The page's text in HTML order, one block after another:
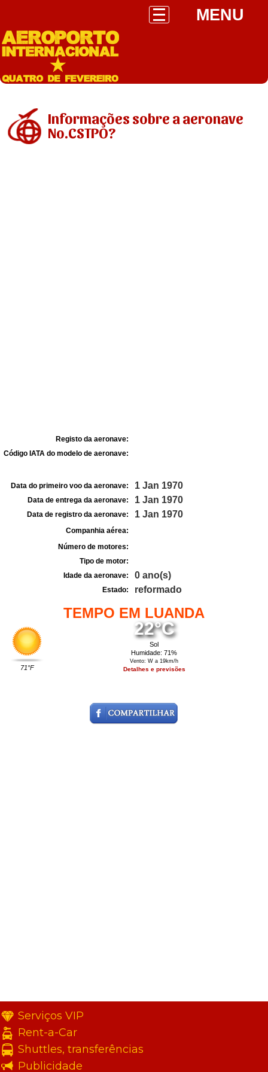
MENU
Informações sobre a aeronave
No.CSTPO?
Registo da aeronave:
Código IATA do modelo de aeronave:
Data do primeiro voo da aeronave: 1 Jan 1970
Data de entrega da aeronave: 1 Jan 1970
Data de registro da aeronave: 1 Jan 1970
Companhia aérea:
Número de motores:
Tipo de motor:
Idade da aeronave:
0 ano(s)
Estado: reformado
TEMPO EM LUANDA
71°F
22°C
Sol
Humidade: 71%
Vento: W a 19km/h
Detalhes e previsões
Serviços VIP
Rent-a-Car
Shuttles, transferências
Publicidade